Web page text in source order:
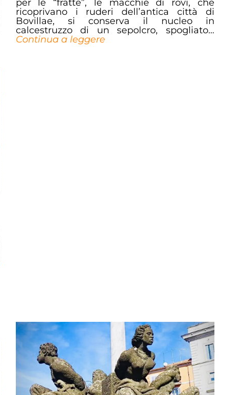
per le “fratte”, le macchie di rovi, che
ricoprivano i ruderi dell’antica città di
Bovillae, si conserva il nucleo in
calcestruzzo di un sepolcro, spogliato…
Continua a leggere